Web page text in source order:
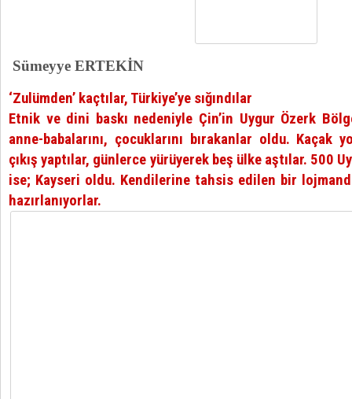
Sümeyye ERTEKİN
‘Zulümden’ kaçtılar, Türkiye’ye sığındılar
Etnik ve dini baskı nedeniyle Çin’in Uygur Özerk
anne-babalarını, çocuklarını bırakanlar oldu. Kaçak
çıkış yaptılar, günlerce yürüyerek beş ülke aştılar. 500
ise; Kayseri oldu. Kendilerine tahsis edilen bir
hazırlanıyorlar.